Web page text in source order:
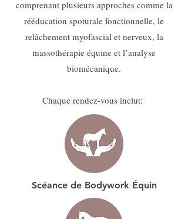
comprenant plusieurs approches comme la
rééducation spoturale fonctionnelle, le
relâchement myofascial et nerveux, la
massothérapie équine et l’analyse
biomécanique.
Chaque rendez-vous inclut:
Scéance de Bodywork Équin